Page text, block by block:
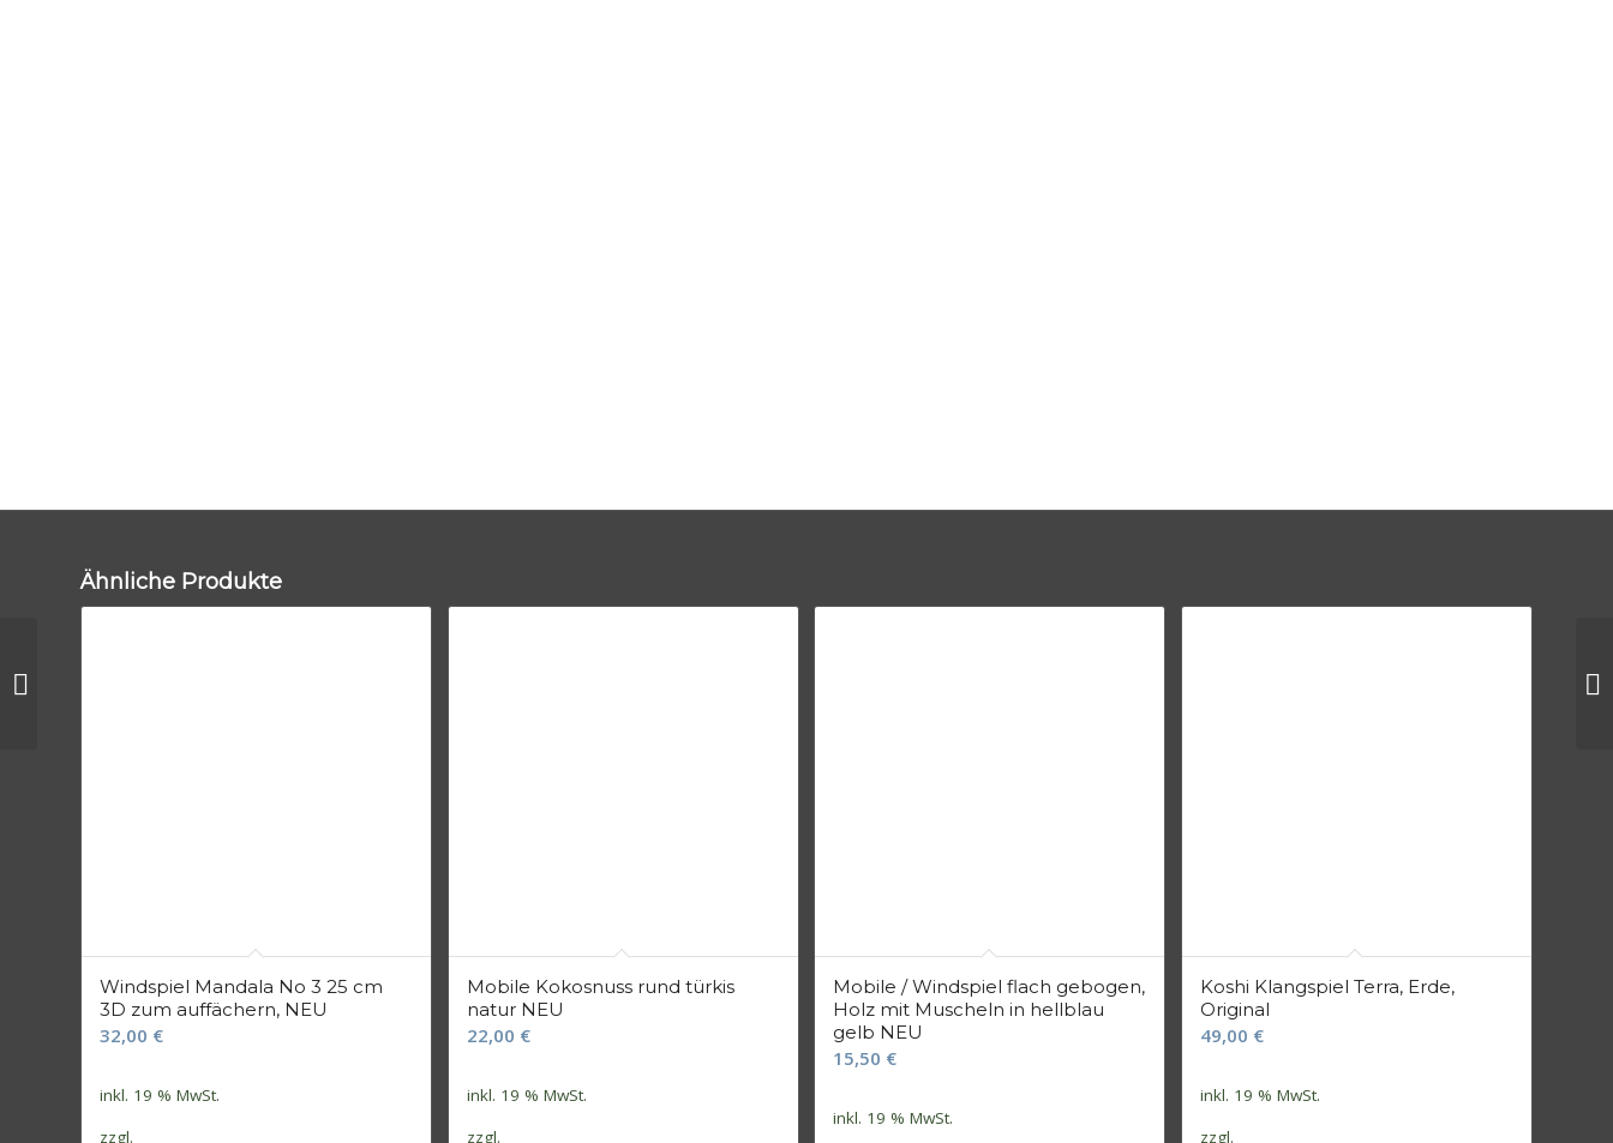
Ähnliche Produkte
Windspiel Mandala No 3 25 cm
3D zum auffächern, NEU
32,00 €
inkl. 19 % MwSt.
zzgl.
Mobile Kokosnuss rund türkis
natur NEU
22,00 €
inkl. 19 % MwSt.
zzgl.
Mobile / Windspiel flach gebogen,
Holz mit Muscheln in hellblau
gelb NEU
15,50 €
inkl. 19 % MwSt.
Koshi Klangspiel Terra, Erde,
Original
49,00 €
inkl. 19 % MwSt.
zzgl.